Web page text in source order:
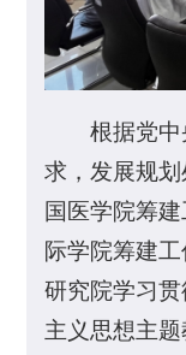
根据党
求，发展规划
国医学院筹
际学院筹建
研究院学习
主义思想主